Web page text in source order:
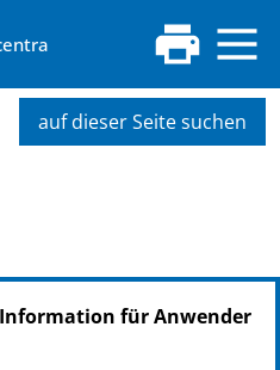
auf dieser Seite suchen
für Anwender